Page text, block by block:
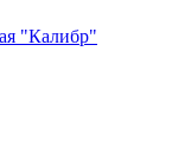
"Калибр"